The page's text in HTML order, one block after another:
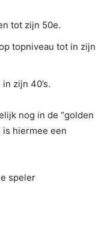
tot zijn 50e.
topniveau tot in zijn
zijn 40’s.
nog in de “golden
is hiermee een
speler